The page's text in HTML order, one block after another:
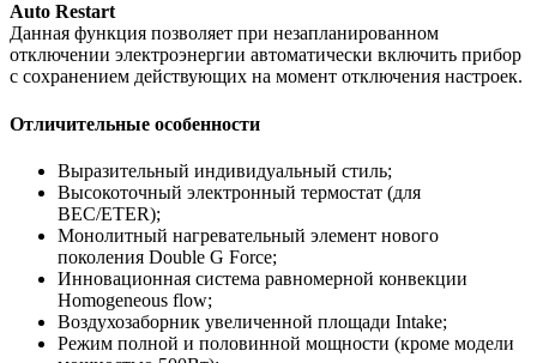
Auto Restart
Данная функция позволяет при незапланированном
отключении электроэнергии автоматически включить прибор
с сохранением действующих на момент отключения настроек.
Отличительные особенности
Выразительный индивидуальный стиль;
Высокоточный электронный термостат (для
BEC/ETER);
Монолитный нагревательный элемент нового
поколения Double G Force;
Инновационная система равномерной конвекции
Homogeneous flow;
Воздухозаборник увеличенной площади Intake;
Режим полной и половинной мощности (кроме модели